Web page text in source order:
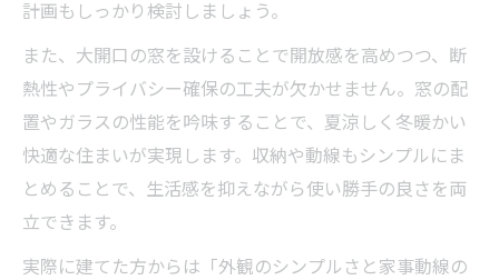
計画もしっかり検討しましょう。
また、大開口の窓を設けることで開放感を高めつつ、断
熱性やプライバシー確保の工夫が欠かせません。窓の配
置やガラスの性能を吟味することで、夏涼しく冬暖かい
快適な住まいが実現します。収納や動線もシンプルにま
とめることで、生活感を抑えながら使い勝手の良さを両
立できます。
実際に建てた方からは「外観のシンプルさと家事動線の